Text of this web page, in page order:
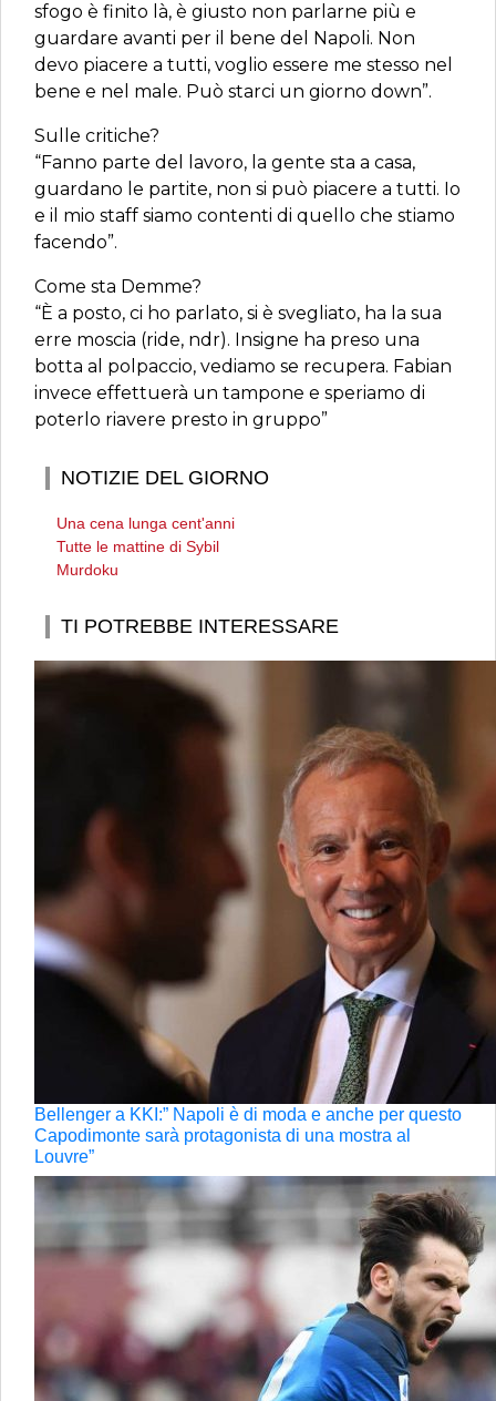
sfogo è finito là, è giusto non parlarne più e
guardare avanti per il bene del Napoli. Non
devo piacere a tutti, voglio essere me stesso nel
bene e nel male. Può starci un giorno down”.
Sulle critiche?
“Fanno parte del lavoro, la gente sta a casa,
guardano le partite, non si può piacere a tutti. Io
e il mio staff siamo contenti di quello che stiamo
facendo”.
Come sta Demme?
“È a posto, ci ho parlato, si è svegliato, ha la sua
erre moscia (ride, ndr). Insigne ha preso una
botta al polpaccio, vediamo se recupera. Fabian
invece effettuerà un tampone e speriamo di
poterlo riavere presto in gruppo”
NOTIZIE DEL GIORNO
Una cena lunga cent'anni
Tutte le mattine di Sybil
Murdoku
TI POTREBBE INTERESSARE
Bellenger a KKI:” Napoli è di moda e anche per questo
Capodimonte sarà protagonista di una mostra al
Louvre”